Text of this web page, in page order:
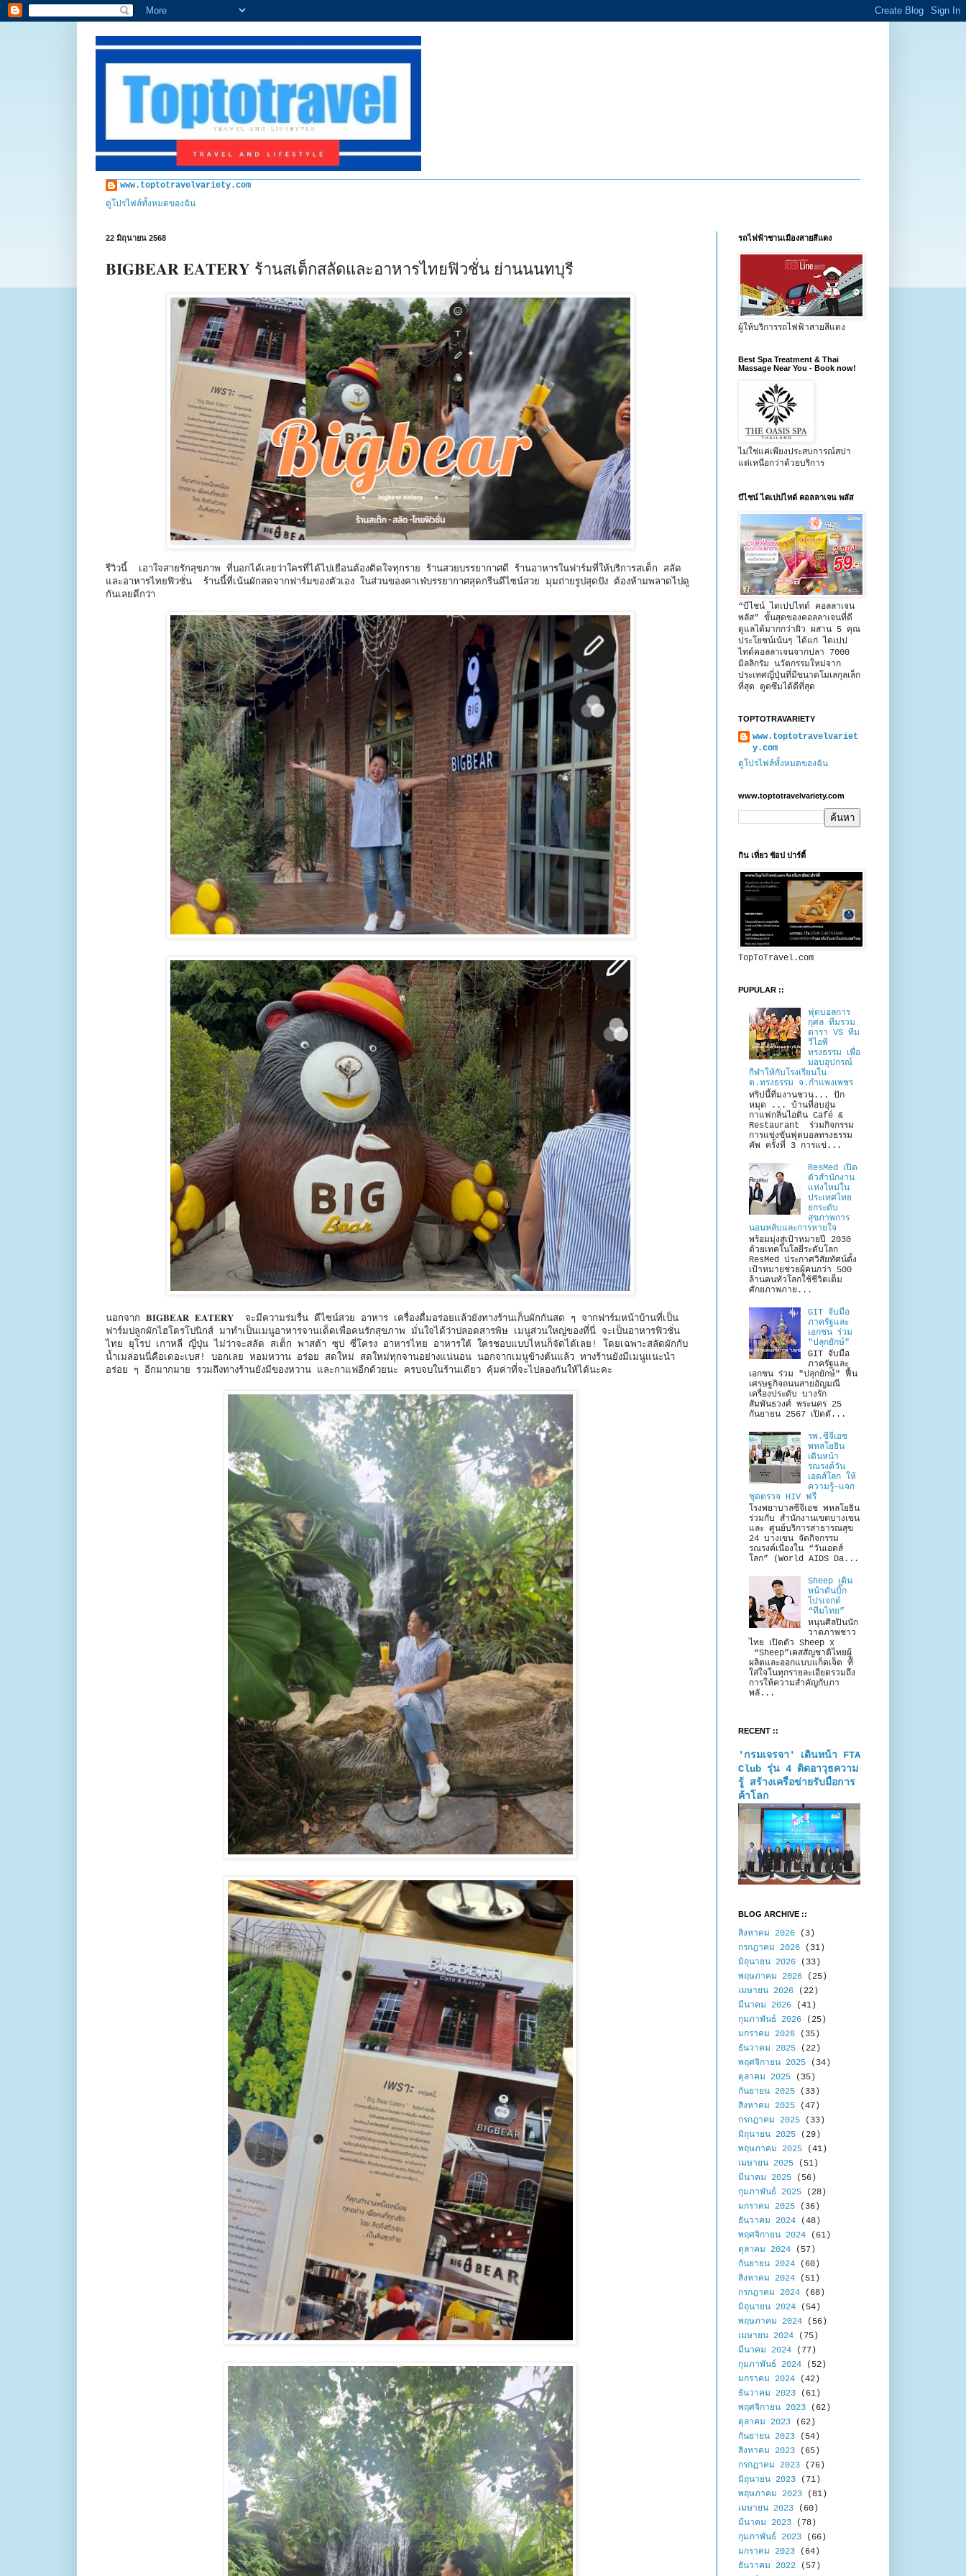
www.toptotravelvariety.com
ดูโปรไฟล์ทั้งหมดของฉัน
22 มิถุนายน 2568
𝐁𝐈𝐆𝐁𝐄𝐀𝐑 𝐄𝐀𝐓𝐄𝐑𝐘 ร้านสเต็กสลัดและอาหารไทยฟิวชั่น ย่านนนทบุรี
รีวิวนี้ เอาใจสายรักสุขภาพ ที่บอกได้เลยว่าใครที่ได้ไปเยือนต้องติดใจทุกราย ร้านสวยบรรยากาศดี ร้านอาหารในฟาร์มที่ให้บริการสเต็ก สลัด
และอาหารไทยฟิวชั่น ร้านนี้ที่เน้นผักสดจากฟาร์มของตัวเอง ในส่วนของคาเฟ่บรรยากาศสุดกรีนดีไซน์สวย มุมถ่ายรูปสุดปัง ต้องห้ามพลาดไปดู
กันเลยดีกว่า
นอกจาก 𝐁𝐈𝐆𝐁𝐄𝐀𝐑 𝐄𝐀𝐓𝐄𝐑𝐘 จะมีความร่มรื่น ดีไซน์สวย อาหาร เครื่องดื่มอร่อยแล้วยังทางร้านเก็บผักกันสด ๆ จากฟาร์มหน้าบ้านที่เป็น
ฟาร์มปลูกผักไฮโดรโปนิกส์ มาทำเป็นเมนูอาหารจานเด็ดเพื่อคนรักสุขภาพ มั่นใจได้ว่าปลอดสารพิษ เมนูส่วนใหญ่ของที่นี่ จะเป็นอาหารฟิวชั่น
ไทย ยุโรป เกาหลี ญี่ปุ่น ไม่ว่าจะสลัด สเต็ก พาสต้า ซุป ซี่โครง อาหารไทย อาหารใต้ ใครชอบแบบไหนก็จัดได้เลย! โดยเฉพาะสลัดผักกับ
น้ำเมล่อนนี่คือเดอะเบส! บอกเลย หอมหวาน อร่อย สดใหม่ สดใหม่ทุกจานอย่างแน่นอน นอกจากเมนูข้างต้นแล้ว ทางร้านยังมีเมนูแนะนำ
อร่อย ๆ อีกมากมาย รวมถึงทางร้านยังมีของหวาน และกาแฟอีกด้วยนะ ครบจบในร้านเดียว คุ้มค่าที่จะไปลองกันให้ได้นะคะ
รถไฟฟ้าชานเมืองสายสีแดง
ผู้ให้บริการรถไฟฟ้าสายสีแดง
Best Spa Treatment & Thai
Massage Near You - Book now!
ไม่ใช่แค่เพียงประสบการณ์สปา
แต่เหนือกว่าด้วยบริการ
บีไชน์ ไดเปปไทด์ คอลลาเจน พลัส
“บีไชน์ ไดเปปไทด์ คอลลาเจน
พลัส” ขั้นสุดของคอลลาเจนที่ดี
ดูแลได้มากกว่าผิว ผสาน 5 คุณ
ประโยชน์เน้นๆ ได้แก่ ไดเปป
ไทด์คอลลาเจนจากปลา 7000
มิลลิกรัม นวัตกรรมใหม่จาก
ประเทศญี่ปุ่นที่มีขนาดโมเลกุลเล็ก
ที่สุด ดูดซึมได้ดีที่สุด
TOPTOTRAVARIETY
www.toptotravelvariet
y.com
ดูโปรไฟล์ทั้งหมดของฉัน
www.toptotravelvariety.com
กิน เที่ยว ช้อป ปาร์ตี้
TopToTravel.com
PUPULAR ::
ฟุตบอลการ
กุศล ทีมรวม
ดารา VS ทีม
วีไอพี
ทรงธรรม เพื่อ
มอบอุปกรณ์
กีฬาให้กับโรงเรียนใน
ต.ทรงธรรม จ.กำแพงเพชร
ทริปนี้ทีมงานชวน... ปัก
หมุด ... บ้านที่อบอุ่น
กาแฟกลิ่นไอดิน Café &
Restaurant ร่วมกิจกรรม
การแข่งขันฟุตบอลทรงธรรม
คัพ ครั้งที่ 3 การแข่...
ResMed เปิด
ตัวสำนักงาน
แห่งใหม่ใน
ประเทศไทย
ยกระดับ
สุขภาพการ
นอนหลับและการหายใจ
พร้อมมุ่งสู่เป้าหมายปี 2030
ด้วยเทคโนโลยีระดับโลก
ResMed ประกาศวิสัยทัศน์ตั้ง
เป้าหมายช่วยผู้คนกว่า 500
ล้านคนทั่วโลกใช้ชีวิตเต็ม
ศักยภาพภาย...
GIT จับมือ
ภาครัฐและ
เอกชน ร่วม
"ปลุกยักษ์"
GIT จับมือ
ภาครัฐและ
เอกชน ร่วม "ปลุกยักษ์" ฟื้น
เศรษฐกิจถนนสายอัญมณี
เครื่องประดับ บางรัก
สัมพันธวงศ์ พระนคร 25
กันยายน 2567 เปิดตั...
รพ.ซีจีเอช
พหลโยธิน
เดินหน้า
รณรงค์วัน
เอดส์โลก ให้
ความรู้–แจก
ชุดตรวจ HIV ฟรี
โรงพยาบาลซีจีเอช พหลโยธิน
ร่วมกับ สำนักงานเขตบางเขน
และ ศูนย์บริการสาธารณสุข
24 บางเขน จัดกิจกรรม
รณรงค์เนื่องใน “วันเอดส์
โลก” (World AIDS Da...
Sheep เดิน
หน้าดันบิ๊ก
โปรเจกต์
“ทีมไทย”
หนุนศิลปินนัก
วาดภาพชาว
ไทย เปิดตัว Sheep x
“Sheep”เคสสัญชาติไทยผู้
ผลิตและออกแบบแก็ดเจ็ต ที่
ใส่ใจในทุกรายละเอียดรวมถึง
การให้ความสำคัญกับภา
พลั...
RECENT ::
'กรมเจรจา' เดินหน้า FTA
Club รุ่น 4 ติดอาวุธความ
รู้ สร้างเครือข่ายรับมือการ
ค้าโลก
BLOG ARCHIVE ::
สิงหาคม 2026 (3)
กรกฎาคม 2026 (31)
มิถุนายน 2026 (33)
พฤษภาคม 2026 (25)
เมษายน 2026 (22)
มีนาคม 2026 (41)
กุมภาพันธ์ 2026 (25)
มกราคม 2026 (35)
ธันวาคม 2025 (22)
พฤศจิกายน 2025 (34)
ตุลาคม 2025 (35)
กันยายน 2025 (33)
สิงหาคม 2025 (47)
กรกฎาคม 2025 (33)
มิถุนายน 2025 (29)
พฤษภาคม 2025 (41)
เมษายน 2025 (51)
มีนาคม 2025 (56)
กุมภาพันธ์ 2025 (28)
มกราคม 2025 (36)
ธันวาคม 2024 (48)
พฤศจิกายน 2024 (61)
ตุลาคม 2024 (57)
กันยายน 2024 (60)
สิงหาคม 2024 (51)
กรกฎาคม 2024 (68)
มิถุนายน 2024 (54)
พฤษภาคม 2024 (56)
เมษายน 2024 (75)
มีนาคม 2024 (77)
กุมภาพันธ์ 2024 (52)
มกราคม 2024 (42)
ธันวาคม 2023 (61)
พฤศจิกายน 2023 (62)
ตุลาคม 2023 (62)
กันยายน 2023 (54)
สิงหาคม 2023 (65)
กรกฎาคม 2023 (76)
มิถุนายน 2023 (71)
พฤษภาคม 2023 (81)
เมษายน 2023 (60)
มีนาคม 2023 (78)
กุมภาพันธ์ 2023 (66)
มกราคม 2023 (64)
ธันวาคม 2022 (57)